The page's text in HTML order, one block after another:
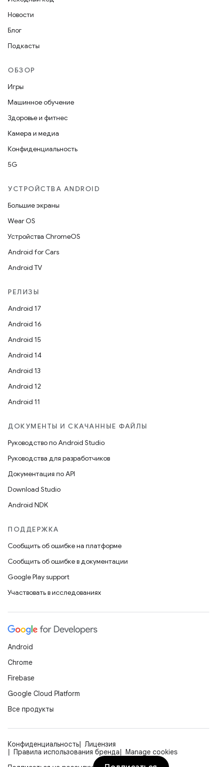
Новости
Блог
Подкасты
ОБЗОР
Игры
Машинное обучение
Здоровье и фитнес
Камера и медиа
Конфиденциальность
5G
УСТРОЙСТВА ANDROID
Большие экраны
Wear OS
Устройства ChromeOS
Android for Cars
Android TV
РЕЛИЗЫ
Android 17
Android 16
Android 15
Android 14
Android 13
Android 12
Android 11
ДОКУМЕНТЫ И СКАЧАННЫЕ ФАЙЛЫ
Руководство по Android Studio
Руководства для разработчиков
Документация по API
Download Studio
Android NDK
ПОДДЕРЖКА
Сообщить об ошибке на платформе
Сообщить об ошибке в документации
Google Play support
Участвовать в исследованиях
Android
Chrome
Firebase
Google Cloud Platform
Все продукты
Конфиденциальность
Лицензия
Правила использования бренда
Manage cookies